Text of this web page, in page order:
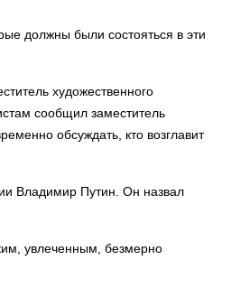
должны были состояться в эти
художественного
сообщил заместитель
обсуждать, кто возглавит
Владимир Путин. Он назвал
увлеченным, безмерно